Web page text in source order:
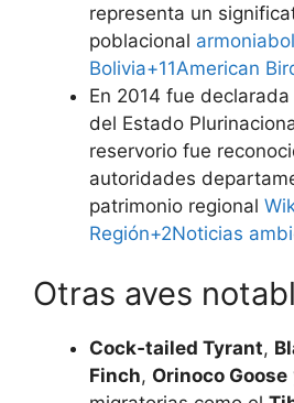
representa un
poblacional
Bolivia+11American
En 2014 fue
del Estado
reservorio fue
autoridades
patrimonio regional
Región+2Noticias
Otras aves
Cock‑tailed Tyrant,
Finch, Orinoco Goose